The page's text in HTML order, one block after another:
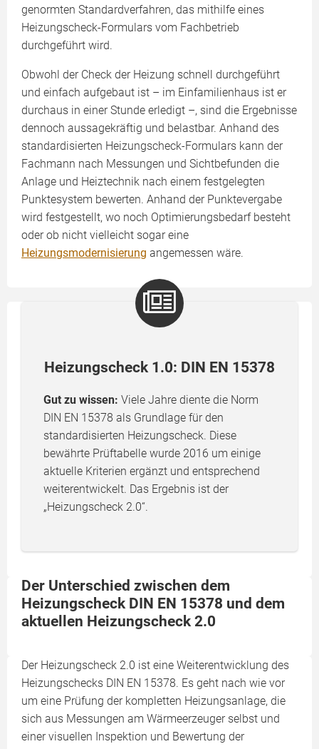
genormten Standardverfahren, das mithilfe eines
Heizungscheck-Formulars vom Fachbetrieb
durchgeführt wird.
Obwohl der Check der Heizung schnell durchgeführt
und einfach aufgebaut ist – im Einfamilienhaus ist er
durchaus in einer Stunde erledigt –, sind die Ergebnisse
dennoch aussagekräftig und belastbar. Anhand des
standardisierten Heizungscheck-Formulars kann der
Fachmann nach Messungen und Sichtbefunden die
Anlage und Heiztechnik nach einem festgelegten
Punktesystem bewerten. Anhand der Punktevergabe
wird festgestellt, wo noch Optimierungsbedarf besteht
oder ob nicht vielleicht sogar eine
Heizungsmodernisierung angemessen wäre.
Heizungscheck 1.0: DIN EN 15378
Gut zu wissen: Viele Jahre diente die Norm
DIN EN 15378 als Grundlage für den
standardisierten Heizungscheck. Diese
bewährte Prüftabelle wurde 2016 um einige
aktuelle Kriterien ergänzt und entsprechend
weiterentwickelt. Das Ergebnis ist der
„Heizungscheck 2.0“.
Der Unterschied zwischen dem
Heizungscheck DIN EN 15378 und dem
aktuellen Heizungscheck 2.0
Der Heizungscheck 2.0 ist eine Weiterentwicklung des
Heizungschecks DIN EN 15378. Es geht nach wie vor
um eine Prüfung der kompletten Heizungsanlage, die
sich aus Messungen am Wärmeerzeuger selbst und
einer visuellen Inspektion und Bewertung der